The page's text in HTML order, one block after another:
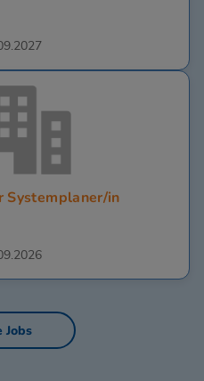
Systemplaner/in
Jobs